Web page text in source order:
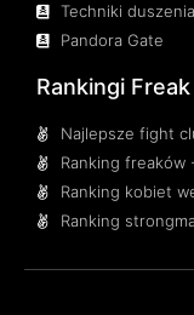
Techniki
Pandora Gate
Rankingi
Najlepsze fight
Ranking freaków
Ranking kobiet
Ranking